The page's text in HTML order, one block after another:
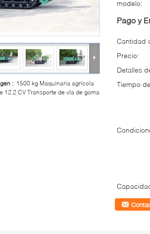
: 1500 kg Maquinaria agrícola
12.2 CV Transporte de vía de goma
modelo:
Pago y
Cantidad
Precio:
Detalles
Tiempo